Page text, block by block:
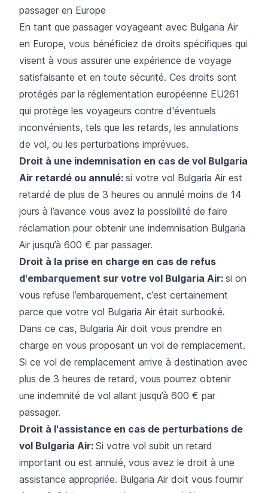
passager en Europe
En tant que passager voyageant avec Bulgaria Air
en Europe, vous bénéficiez de droits spécifiques qui
visent à vous assurer une expérience de voyage
satisfaisante et en toute sécurité. Ces droits sont
protégés par la réglementation européenne EU261
qui protège les voyageurs contre d'éventuels
inconvénients, tels que les retards, les annulations
de vol, ou les perturbations imprévues.
Droit à une indemnisation en cas de vol Bulgaria
Air retardé ou annulé: si votre vol Bulgaria Air est
retardé de plus de 3 heures ou annulé moins de 14
jours à l’avance vous avez la possibilité de faire
réclamation pour obtenir une indemnisation Bulgaria
Air jusqu’à 600 € par passager.
Droit à la prise en charge en cas de refus
d'embarquement sur votre vol Bulgaria Air: si on
vous refuse l’embarquement, c’est certainement
parce que votre vol Bulgaria Air était surbooké.
Dans ce cas, Bulgaria Air doit vous prendre en
charge en vous proposant un vol de remplacement.
Si ce vol de remplacement arrive à destination avec
plus de 3 heures de retard, vous pourrez obtenir
une indemnité de vol allant jusqu’à 600 € par
passager.
Droit à l'assistance en cas de perturbations de
vol Bulgaria Air: Si votre vol subit un retard
important ou est annulé, vous avez le droit à une
assistance appropriée. Bulgaria Air doit vous fournir